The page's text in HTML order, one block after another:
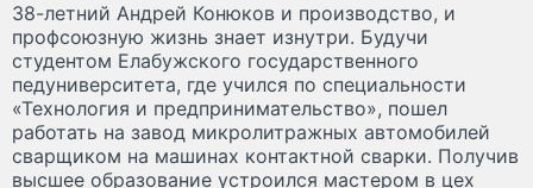
38-летний Андрей Конюков и производство, и
профсоюзную жизнь знает изнутри. Будучи
студентом Елабужского государственного
педуниверситета, где учился по специальности
«Технология и предпринимательство», пошел
работать на завод микролитражных автомобилей
сварщиком на машинах контактной сварки. Получив
высшее образование устроился мастером в цех